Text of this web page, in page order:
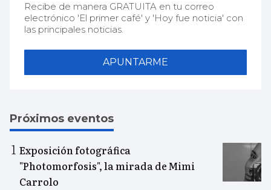
Recibe de manera GRATUITA en tu correo
electrónico 'El primer café' y 'Hoy fue noticia' con
las principales noticias.
APUNTARME
Próximos eventos
Exposición fotográfica
"Photomorfosis", la mirada de Mimi
Carrolo